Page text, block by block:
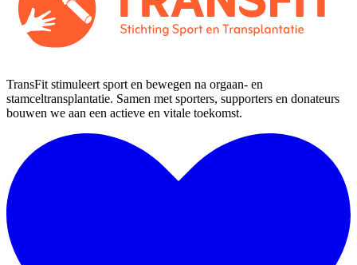
TransFit stimuleert sport en bewegen na orgaan- en
stamceltransplantatie. Samen met sporters, supporters en donateurs
bouwen we aan een actieve en vitale toekomst.